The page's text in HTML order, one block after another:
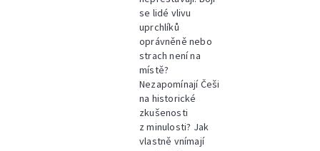
se lidé vlivu
uprchlíků
oprávněně nebo
strach není na
místě?
Nezapomínají Češi
na historické
zkušenosti
z minulosti? Jak
vlastně vnímají